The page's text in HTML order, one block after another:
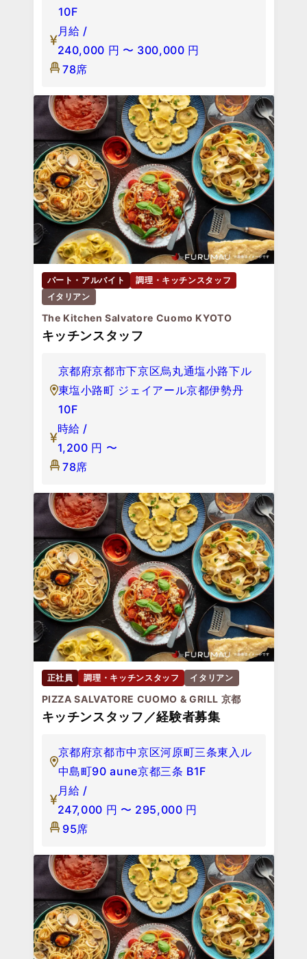
10F
月給 /
240,000 円 〜 300,000 円
78席
パート・アルバイト
調理・キッチンスタッフ
イタリアン
The Kitchen Salvatore Cuomo KYOTO
キッチンスタッフ
京都府京都市下京区烏丸通塩小路下ル
東塩小路町 ジェイアール京都伊勢丹
10F
時給 /
1,200 円 〜
78席
正社員 調理・キッチンスタッフ イタリアン
PIZZA SALVATORE CUOMO & GRILL 京都
キッチンスタッフ／経験者募集
京都府京都市中京区河原町三条東入ル
中島町90 aune京都三条 B1F
月給 /
247,000 円 〜 295,000 円
95席